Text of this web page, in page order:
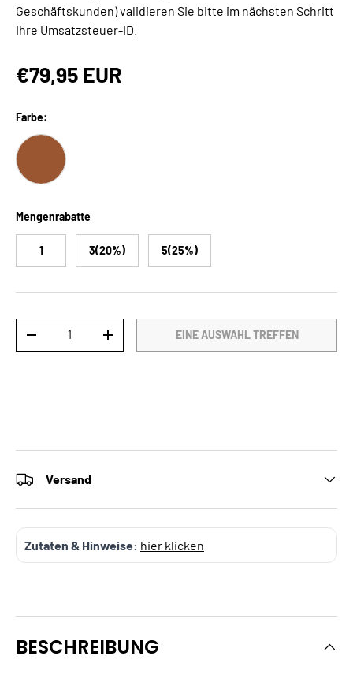
Geschäftskunden) validieren Sie bitte im nächsten Schritt
Ihre Umsatzsteuer-ID.
€79,95 EUR
Farbe:
BRAUN
Mengenrabatte
1 3(20%) 5(25%)
-
+ EINE AUSWAHL TREFFEN
Versand
Zutaten & Hinweise: hier klicken
BESCHREIBUNG